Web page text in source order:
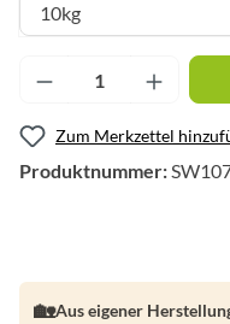
10kg
Produkt Anzahl:
Zum Merkzettel
Produktnummer:
Aus eigener